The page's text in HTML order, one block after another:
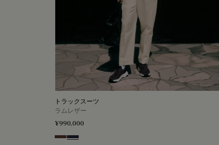
トラックスーツ
ラムレザー
¥990,000
Earth Brown
Cold Night Blue